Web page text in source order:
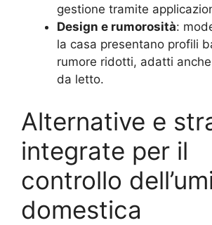
gestione tramite
Design e rumorosità:
la casa presentano profili
rumore ridotti, adatti
da letto.
Alternative e
integrate per il
controllo
domestica